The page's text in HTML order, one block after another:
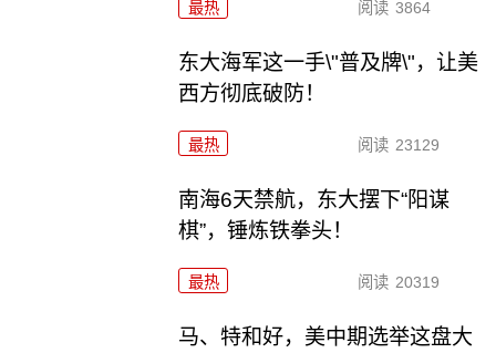
最热 阅读 3864
东大海军这一手\"普及牌\"，让美
西方彻底破防！
最热 阅读 23129
南海6天禁航，东大摆下“阳谋
棋”，锤炼铁拳头！
最热 阅读 20319
马、特和好，美中期选举这盘大